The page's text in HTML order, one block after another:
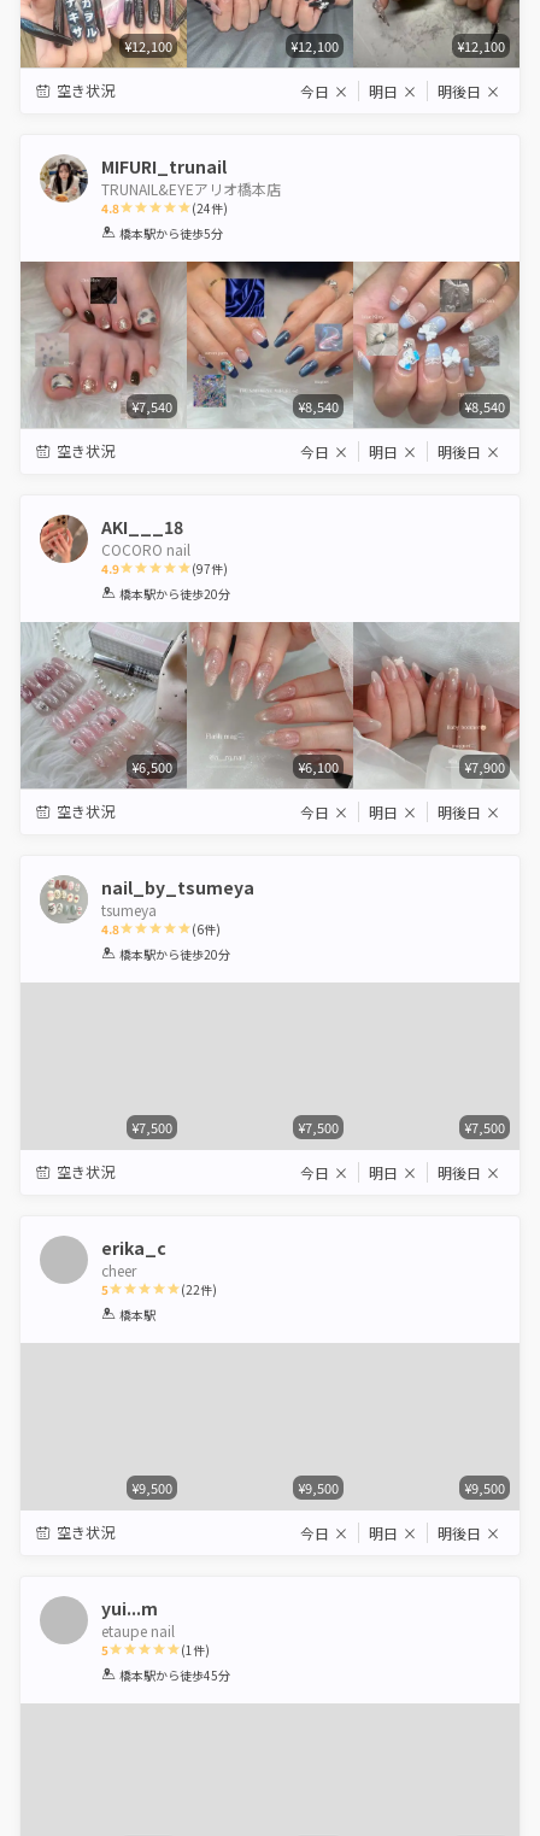
¥12,100 ¥12,100 ¥12,100
空き状況 今日 × 明日 × 明後日 ×
MIFURI_trunail
TRUNAIL&EYEアリオ橋本店
4.8
1 2 3 4 5
(24件)
橋本駅から徒歩5分
¥7,540 ¥8,540 ¥8,540
空き状況 今日 × 明日 × 明後日 ×
AKI___18
COCORO nail
4.9
1 2 3 4 5
(97件)
橋本駅から徒歩20分
¥6,500 ¥6,100 ¥7,900
空き状況 今日 × 明日 × 明後日 ×
nail_by_tsumeya
tsumeya
4.8
1 2 3 4 5
(6件)
橋本駅から徒歩20分
¥7,500 ¥7,500 ¥7,500
空き状況 今日 × 明日 × 明後日 ×
erika_c
cheer
5
1 2 3 4
(22件)
橋本駅
¥9,500 ¥9,500 ¥9,500
空き状況 今日 × 明日 × 明後日 ×
yui...m
etaupe nail
5
1 2 3 4 5
(1件)
橋本駅から徒歩45分